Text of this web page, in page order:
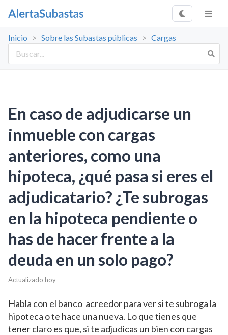
Inicio > Sobre las Subastas públicas > Cargas
En caso de adjudicarse un
inmueble con cargas
anteriores, como una
hipoteca, ¿qué pasa si eres el
adjudicatario? ¿Te subrogas
en la hipoteca pendiente o
has de hacer frente a la
deuda en un solo pago?
Actualizado hoy
Habla con el banco acreedor para ver si te subroga la
hipoteca o te hace una nueva. Lo que tienes que
tener claro es que, si te adjudicas un bien con cargas